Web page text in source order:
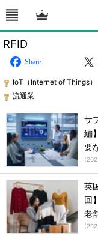
RFID
Share
IoT（Internet of Things）
流通業
サ
編
要
(
英
回
老
(